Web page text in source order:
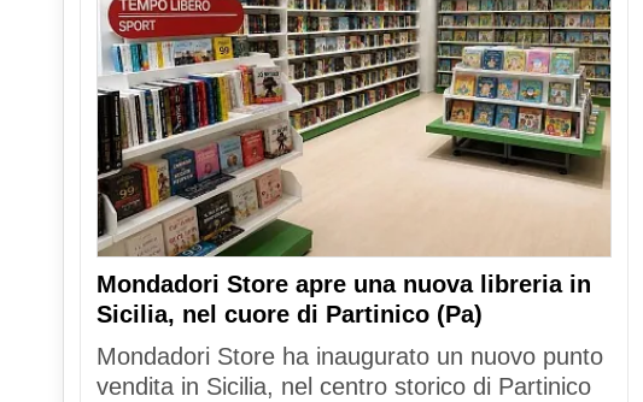
Mondadori Store apre una nuova libreria in
Sicilia, nel cuore di Partinico (Pa)
Mondadori Store ha inaugurato un nuovo punto
vendita in Sicilia, nel centro storico di Partinico